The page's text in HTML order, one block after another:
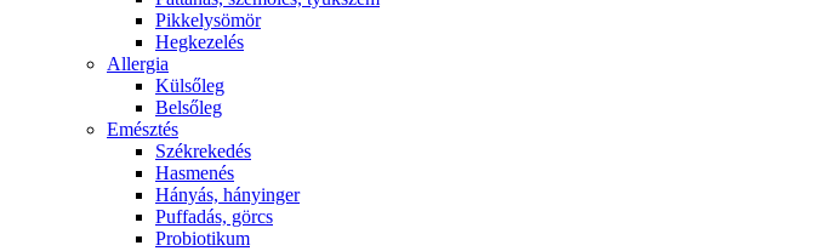
Pikkelysömör
Hegkezelés
Allergia
Külsőleg
Belsőleg
Emésztés
Székrekedés
Hasmenés
Hányás, hányinger
Puffadás, görcs
Probiotikum